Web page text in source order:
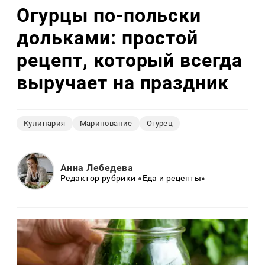
Огурцы по‑польски
дольками: простой
рецепт, который всегда
выручает на праздник
Кулинария Маринование Огурец
Анна Лебедева
Редактор рубрики «Еда и рецепты»